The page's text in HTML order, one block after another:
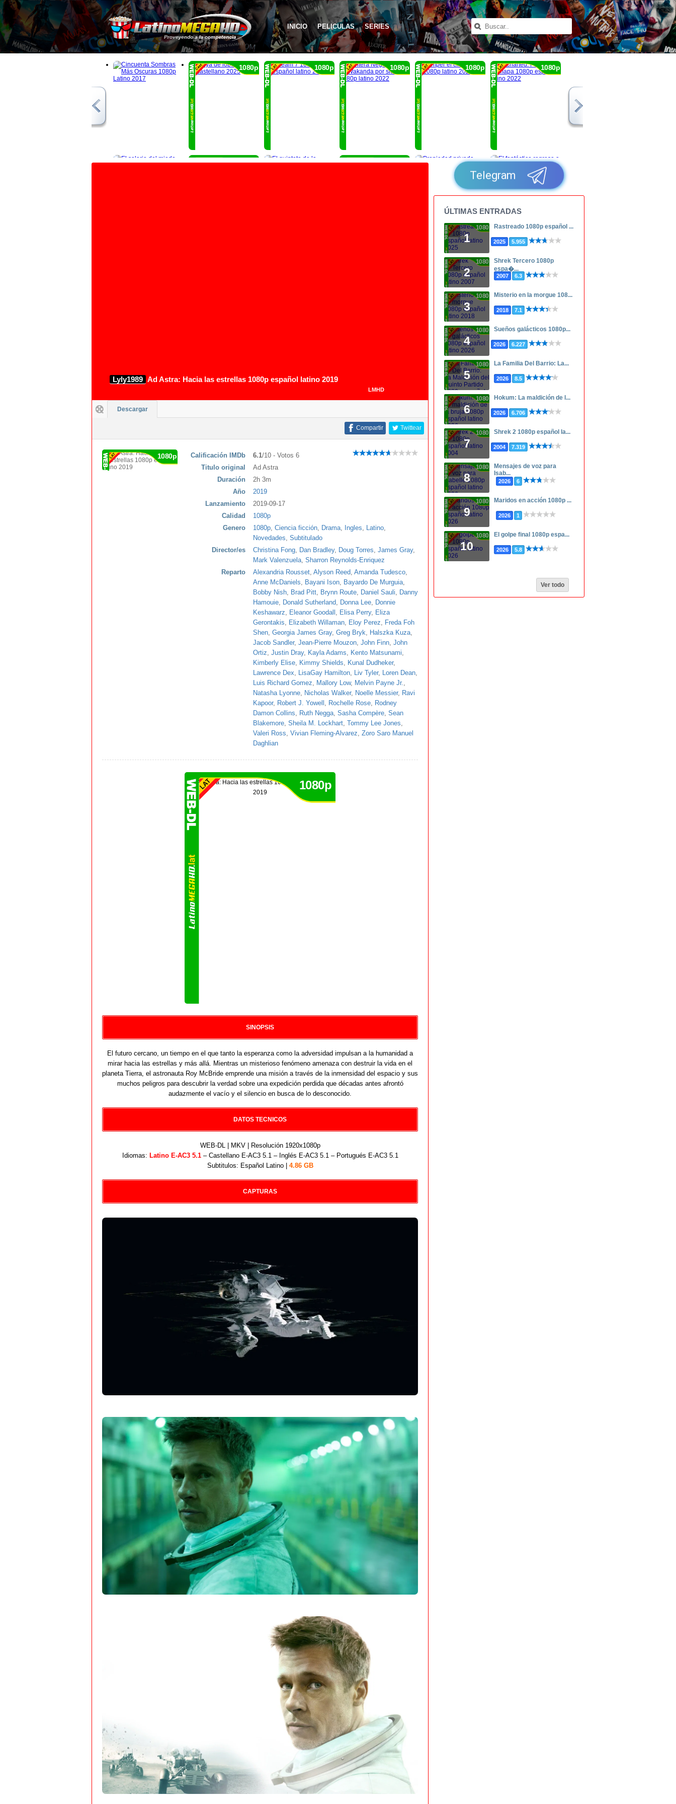
INICIO PELICULAS SERIES
1080p 1080p 1080p 1080p 1080p
1080p 1080p
Lyly1989 Ad Astra: Hacia las estrellas 1080p español latino 2019
LMHD
Descargar
Twittear
Compartir
1080p Calificación IMDb 6.1/10 - Votos 6
Titulo original
Ad Astra
Duración
2h 3m
Año
2019
Lanzamiento
2019-09-17
Calidad
1080p
Genero
1080p, Ciencia ficción, Drama, Ingles, Latino,
Novedades, Subtitulado
Director/es
Christina Fong, Dan Bradley, Doug Torres, James Gray,
Mark Valenzuela, Sharron Reynolds-Enriquez
Reparto
Alexandria Rousset, Alyson Reed, Amanda Tudesco,
Anne McDaniels, Bayani Ison, Bayardo De Murguia,
Bobby Nish, Brad Pitt, Brynn Route, Daniel Sauli, Danny
Hamouie, Donald Sutherland, Donna Lee, Donnie
Keshawarz, Eleanor Goodall , Elisa Perry, Eliza
Gerontakis, Elizabeth Willaman, Eloy Perez, Freda Foh
Shen, Georgia James Gray, Greg Bryk, Halszka Kuza,
Jacob Sandler, Jean-Pierre Mouzon, John Finn, John
Ortiz, Justin Dray, Kayla Adams, Kento Matsunami,
Kimberly Elise, Kimmy Shields, Kunal Dudheker,
Lawrence Dex, LisaGay Hamilton, Liv Tyler, Loren Dean,
Luis Richard Gomez, Mallory Low, Melvin Payne Jr.,
Natasha Lyonne, Nicholas Walker, Noelle Messier, Ravi
Kapoor, Robert J. Yowell , Rochelle Rose, Rodney
Damon Collins, Ruth Negga, Sasha Compère, Sean
Blakemore, Sheila M. Lockhart, Tommy Lee Jones,
Valeri Ross, Vivian Fleming-Alvarez, Zoro Saro Manuel
Daghlian
1080p
SINOPSIS
El futuro cercano, un tiempo en el que tanto la esperanza como la adversidad impulsan a la humanidad a
mirar hacia las estrellas y más allá. Mientras un misterioso fenómeno amenaza con destruir la vida en el
planeta Tierra, el astronauta Roy McBride emprende una misión a través de la inmensidad del espacio y sus
muchos peligros para descubrir la verdad sobre una expedición perdida que décadas antes afrontó
audazmente el vacío y el silencio en busca de lo desconocido.
DATOS TECNICOS
WEB-DL | MKV | Resolución 1920x1080p
Idiomas: Latino E-AC3 5.1– Castellano E-AC3 5.1 – Inglés E-AC3 5.1 – Portugués E-AC3 5.1
Subtitulos: Español Latino | 4.86 GB
CAPTURAS
Telegram
ÚLTIMAS ENTRADAS
1
1080p Rastreado 1080p español ...
2025 5.955
2
1080p
Shrek Tercero 1080p
espa�...
2007 6.3
3
1080p Misterio en la morgue 108...
2018 7.1
4
1080p Sueños galácticos 1080p...
2026 6.227
5
1080p La Familia Del Barrio: La...
2026 8.5
6
1080p Hokum: La maldición de l...
2026 6.706
7
1080p Shrek 2 1080p español la...
2004 7.319
8
1080p
Mensajes de voz para
Isab...
2026 6
9
1080p Maridos en acción 1080p ...
2026 1
10
1080p El golpe final 1080p espa...
2026 5.8
Ver todo